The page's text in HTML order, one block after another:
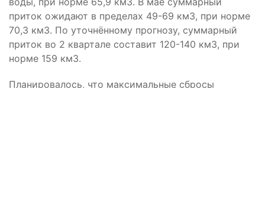
приток ожидают в пределах 49-69 км3, при норме
70,3 км3. По уточнённому прогнозу, суммарный
приток во 2 квартале составит 120-140 км3, при
норме 159 км3.
Планировалось, что максимальные сбросы